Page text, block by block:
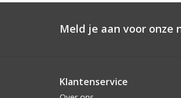
Meld je aan voor onze
Klantenservice